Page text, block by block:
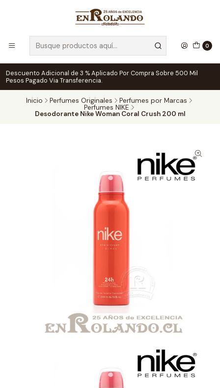
0
Descuento Adicional de 3 % Aplicado Por Compra Sobre 500 Mil
Pesos Pagado Via Transferencia.
Inicio Perfumes Originales
Perfumes por Marcas
Perfumes NIKE
Desodorante Nike Woman Coral Crush 200 ml